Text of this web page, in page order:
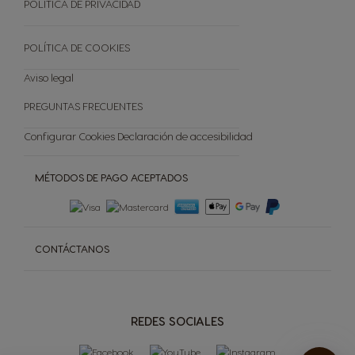
Tienda Exclusiva
REDES SOCIALES
MÉTODOS DE PAGO ACEPTADOS
CONTÁCTANOS
POLÍTICA DE PRIVACIDAD
POLÍTICA DE COOKIES
Aviso legal
PREGUNTAS FRECUENTES
Configurar Cookies Declaración de accesibilidad